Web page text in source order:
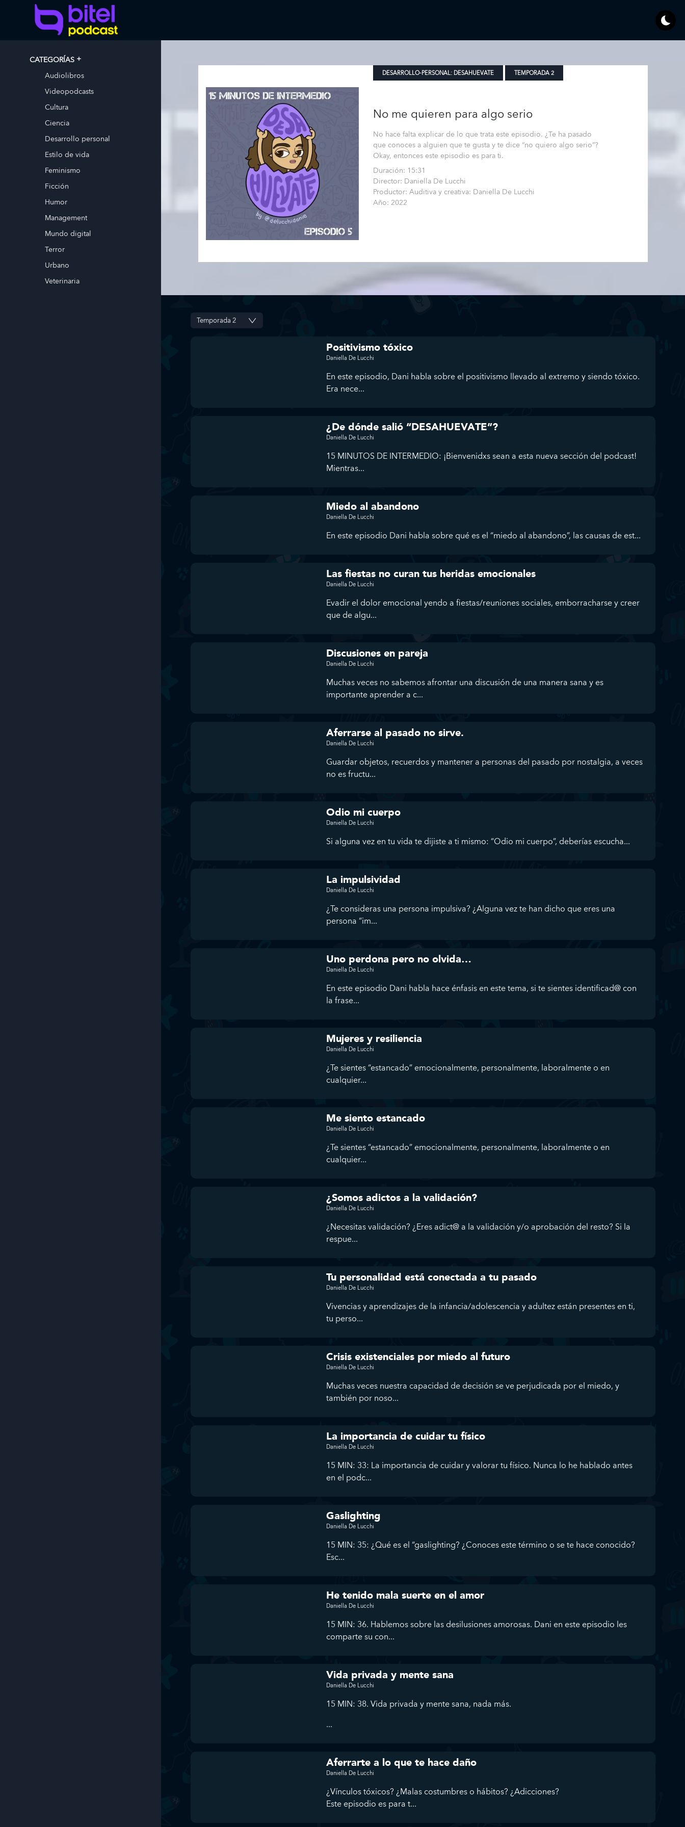
CATEGORÍAS
Audiolibros
Videopodcasts
Cultura
Ciencia
Desarrollo personal
Estilo de vida
Feminismo
Ficción
Humor
Management
Mundo digital
Terror
Urbano
Veterinaria
DESARROLLO-PERSONAL: DESAHUEVATE TEMPORADA 2
No me quieren para algo serio
No hace falta explicar de lo que trata este episodio. ¿Te ha pasado
que conoces a alguien que te gusta y te dice “no quiero algo serio”?
Okay, entonces este episodio es para ti.
Duración: 15:31
Director: Daniella De Lucchi
Productor: Auditiva y creativa: Daniella De Lucchi
Año: 2022
Positivismo tóxico
Daniella De Lucchi
En este episodio, Dani habla sobre el positivismo llevado al extremo y siendo tóxico.
Era nece...
¿De dónde salió “DESAHUEVATE”?
Daniella De Lucchi
15 MINUTOS DE INTERMEDIO: ¡Bienvenidxs sean a esta nueva sección del podcast!
Mientras...
Miedo al abandono
Daniella De Lucchi
En este episodio Dani habla sobre qué es el “miedo al abandono”, las causas de est...
Las fiestas no curan tus heridas emocionales
Daniella De Lucchi
Evadir el dolor emocional yendo a fiestas/reuniones sociales, emborracharse y creer
que de algu...
Discusiones en pareja
Daniella De Lucchi
Muchas veces no sabemos afrontar una discusión de una manera sana y es
importante aprender a c...
Aferrarse al pasado no sirve.
Daniella De Lucchi
Guardar objetos, recuerdos y mantener a personas del pasado por nostalgia, a veces
no es fructu...
Odio mi cuerpo
Daniella De Lucchi
Si alguna vez en tu vida te dijiste a ti mismo: “Odio mi cuerpo”, deberías escucha...
La impulsividad
Daniella De Lucchi
¿Te consideras una persona impulsiva? ¿Alguna vez te han dicho que eres una
persona “im...
Uno perdona pero no olvida…
Daniella De Lucchi
En este episodio Dani habla hace énfasis en este tema, si te sientes identificad@ con
la frase...
Mujeres y resiliencia
Daniella De Lucchi
¿Te sientes “estancado” emocionalmente, personalmente, laboralmente o en
cualquier...
Me siento estancado
Daniella De Lucchi
¿Te sientes “estancado” emocionalmente, personalmente, laboralmente o en
cualquier...
¿Somos adictos a la validación?
Daniella De Lucchi
¿Necesitas validación? ¿Eres adict@ a la validación y/o aprobación del resto? Si la
respue...
Tu personalidad está conectada a tu pasado
Daniella De Lucchi
Vivencias y aprendizajes de la infancia/adolescencia y adultez están presentes en ti,
tu perso...
Crisis existenciales por miedo al futuro
Daniella De Lucchi
Muchas veces nuestra capacidad de decisión se ve perjudicada por el miedo, y
también por noso...
La importancia de cuidar tu físico
Daniella De Lucchi
15 MIN: 33: La importancia de cuidar y valorar tu físico. Nunca lo he hablado antes
en el podc...
Gaslighting
Daniella De Lucchi
15 MIN: 35: ¿Qué es el “gaslighting? ¿Conoces este término o se te hace conocido?
Esc...
He tenido mala suerte en el amor
Daniella De Lucchi
15 MIN: 36. Hablemos sobre las desilusiones amorosas. Dani en este episodio les
comparte su con...
Vida privada y mente sana
Daniella De Lucchi
15 MIN: 38. Vida privada y mente sana, nada más.
...
Aferrarte a lo que te hace daño
Daniella De Lucchi
¿Vínculos tóxicos? ¿Malas costumbres o hábitos? ¿Adicciones?
Este episodio es para t...